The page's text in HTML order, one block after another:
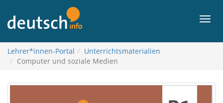
contents
Lehrer*innen-Portal
Unterrichtsmaterialien
Computer und soziale Medien